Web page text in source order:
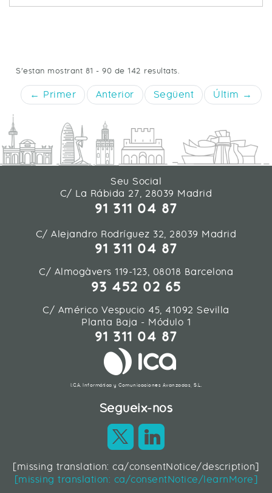
S'estan mostrant 81 - 90 de 142 resultats.
← Primer Anterior Següent Últim →
Seu Social
C/ La Rábida 27, 28039 Madrid
91 311 04 87
C/ Alejandro Rodríguez 32, 28039 Madrid
91 311 04 87
C/ Almogàvers 119-123, 08018 Barcelona
93 452 02 65
C/ Américo Vespucio 45, 41092 Sevilla
Planta Baja - Módulo 1
91 311 04 87
I.C.A. Informática y Comunicaciones Avanzadas, S.L.
Segueix-nos
Contacte | Mapa web | Legal
[missing translation: ca/consentNotice/description]
[missing translation: ca/consentNotice/learnMore]